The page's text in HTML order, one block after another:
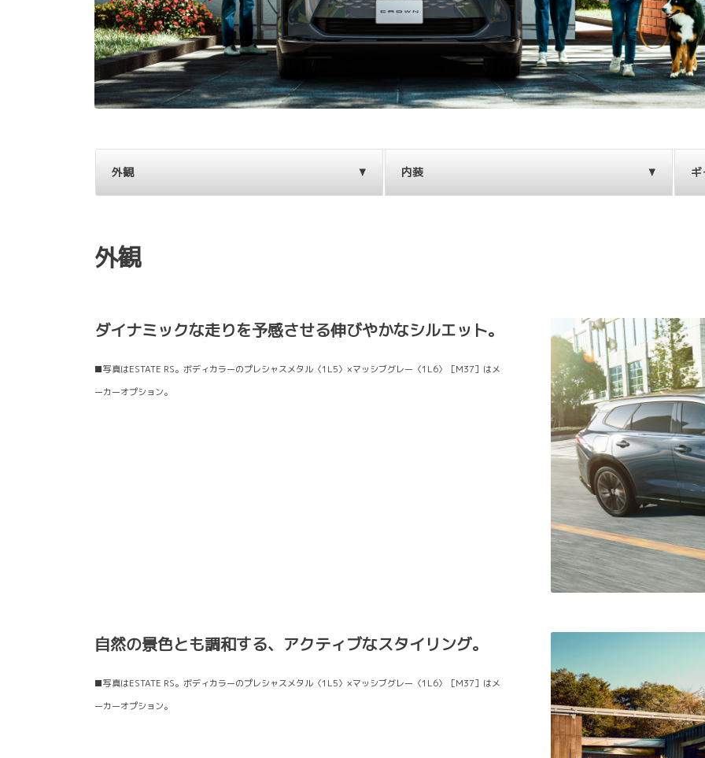
外観 内装 ギ
外観
ダイナミックな走りを予感させる伸びやかなシルエット。
■写真はESTATE RS。ボディカラーのプレシャスメタル〈1L5〉×マッシブグレー〈1L6〉［M37］はメ
ーカーオプション。
自然の景色とも調和する、アクティブなスタイリング。
■写真はESTATE RS。ボディカラーのプレシャスメタル〈1L5〉×マッシブグレー〈1L6〉［M37］はメ
ーカーオプション。